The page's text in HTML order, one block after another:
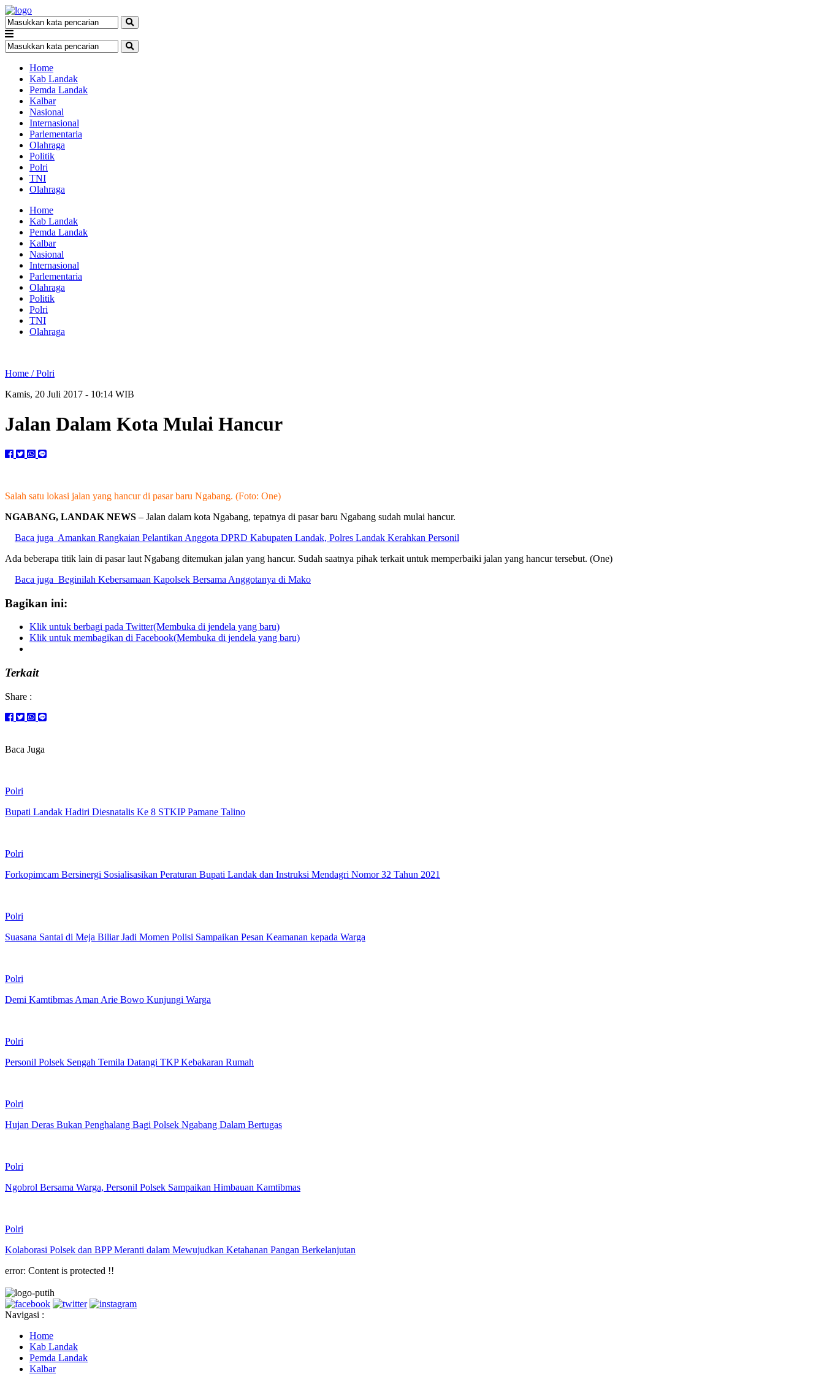
Home
Kab Landak
Pemda Landak
Kalbar
Nasional
Internasional
Parlementaria
Olahraga
Politik
Polri
TNI
Olahraga
Home
Kab Landak
Pemda Landak
Kalbar
Nasional
Internasional
Parlementaria
Olahraga
Politik
Polri
TNI
Olahraga
Home /Polri
Kamis, 20 Juli 2017 - 10:14 WIB
Jalan Dalam Kota Mulai Hancur
Salah satu lokasi jalan yang hancur di pasar baru Ngabang. (Foto: One)
NGABANG, LANDAK NEWS – Jalan dalam kota Ngabang, tepatnya di pasar baru Ngabang sudah mulai hancur.
Baca juga Amankan Rangkaian Pelantikan Anggota DPRD Kabupaten Landak, Polres Landak Kerahkan Personil
Ada beberapa titik lain di pasar laut Ngabang ditemukan jalan yang hancur. Sudah saatnya pihak terkait untuk memperbaiki jalan yang hancur tersebut. (One)
Baca juga Beginilah Kebersamaan Kapolsek Bersama Anggotanya di Mako
Bagikan ini:
Klik untuk berbagi pada Twitter(Membuka di jendela yang baru)
Klik untuk membagikan di Facebook(Membuka di jendela yang baru)
Terkait
Share :
Baca Juga
Polri
Bupati Landak Hadiri Diesnatalis Ke 8 STKIP Pamane Talino
Polri
Forkopimcam Bersinergi Sosialisasikan Peraturan Bupati Landak dan Instruksi Mendagri Nomor 32 Tahun 2021
Polri
Suasana Santai di Meja Biliar Jadi Momen Polisi Sampaikan Pesan Keamanan kepada Warga
Polri
Demi Kamtibmas Aman Arie Bowo Kunjungi Warga
Polri
Personil Polsek Sengah Temila Datangi TKP Kebakaran Rumah
Polri
Hujan Deras Bukan Penghalang Bagi Polsek Ngabang Dalam Bertugas
Polri
Ngobrol Bersama Warga, Personil Polsek Sampaikan Himbauan Kamtibmas
Polri
Kolaborasi Polsek dan BPP Meranti dalam Mewujudkan Ketahanan Pangan Berkelanjutan
error: Content is protected !!
Navigasi :
Home
Kab Landak
Pemda Landak
Kalbar